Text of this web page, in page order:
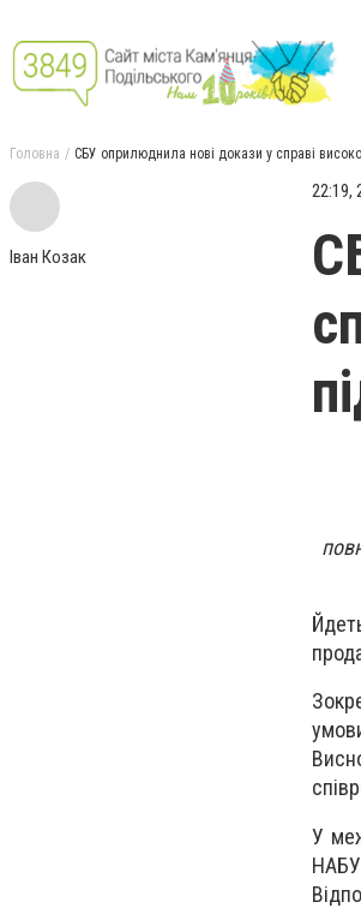
Головна СБУ оприлюднила нові докази у справі
Іван Козак
22:19,
У